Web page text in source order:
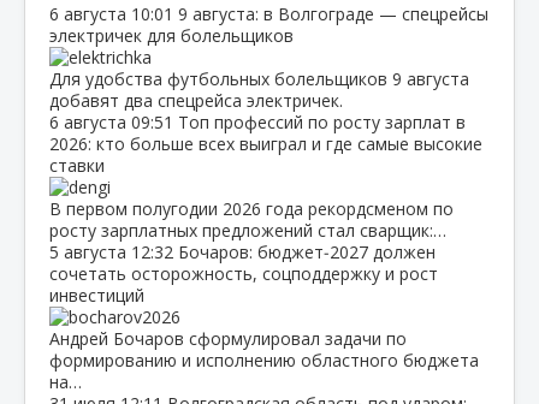
6 августа 10:01 9 августа: в Волгограде — спецрейсы
электричек для болельщиков
Для удобства футбольных болельщиков 9 августа
добавят два спецрейса электричек.
6 августа 09:51 Топ профессий по росту зарплат в
2026: кто больше всех выиграл и где самые высокие
ставки
В первом полугодии 2026 года рекордсменом по
росту зарплатных предложений стал сварщик:…
5 августа 12:32 Бочаров: бюджет‑2027 должен
сочетать осторожность, соцподдержку и рост
инвестиций
Андрей Бочаров сформулировал задачи по
формированию и исполнению областного бюджета
на…